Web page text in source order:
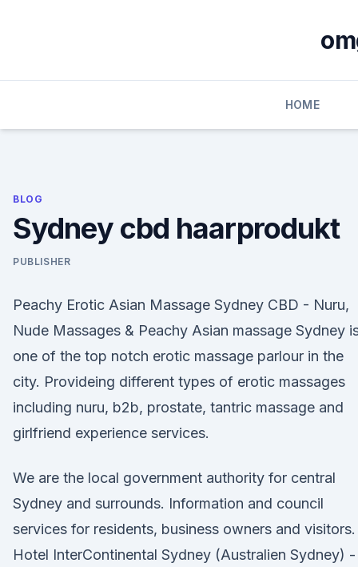
HOME
BLOG
Sydney cbd haarprodukt
PUBLISHER
Peachy Erotic Asian Massage Sydney CBD - Nuru,
Nude Massages & Peachy Asian massage Sydney
one of the top notch erotic massage parlour in the
city. Provideing different types of erotic massages
including nuru, b2b, prostate, tantric massage and
girlfriend experience services.
We are the local government authority for central
Sydney and surrounds. Information and council
services for residents, business owners and visitors.
Hotel InterContinental Sydney (Australien Sydney) -